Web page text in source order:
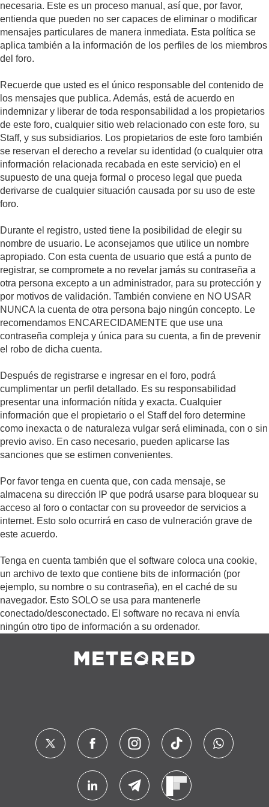
necesaria. Este es un proceso manual, así que, por favor,
entienda que pueden no ser capaces de eliminar o modificar
mensajes particulares de manera inmediata. Esta política se
aplica también a la información de los perfiles de los miembros
del foro.
Recuerde que usted es el único responsable del contenido de
los mensajes que publica. Además, está de acuerdo en
indemnizar y liberar de toda responsabilidad a los propietarios
de este foro, cualquier sitio web relacionado con este foro, su
Staff, y sus subsidiarios. Los propietarios de este foro también
se reservan el derecho a revelar su identidad (o cualquier otra
información relacionada recabada en este servicio) en el
supuesto de una queja formal o proceso legal que pueda
derivarse de cualquier situación causada por su uso de este
foro.
Durante el registro, usted tiene la posibilidad de elegir su
nombre de usuario. Le aconsejamos que utilice un nombre
apropiado. Con esta cuenta de usuario que está a punto de
registrar, se compromete a no revelar jamás su contraseña a
otra persona excepto a un administrador, para su protección y
por motivos de validación. También conviene en NO USAR
NUNCA la cuenta de otra persona bajo ningún concepto. Le
recomendamos ENCARECIDAMENTE que use una
contraseña compleja y única para su cuenta, a fin de prevenir
el robo de dicha cuenta.
Después de registrarse e ingresar en el foro, podrá
cumplimentar un perfil detallado. Es su responsabilidad
presentar una información nítida y exacta. Cualquier
información que el propietario o el Staff del foro determine
como inexacta o de naturaleza vulgar será eliminada, con o sin
previo aviso. En caso necesario, pueden aplicarse las
sanciones que se estimen convenientes.
Por favor tenga en cuenta que, con cada mensaje, se
almacena su dirección IP que podrá usarse para bloquear su
acceso al foro o contactar con su proveedor de servicios a
internet. Esto solo ocurrirá en caso de vulneración grave de
este acuerdo.
Tenga en cuenta también que el software coloca una cookie,
un archivo de texto que contiene bits de información (por
ejemplo, su nombre o su contraseña), en el caché de su
navegador. Esto SOLO se usa para mantenerle
conectado/desconectado. El software no recava ni envía
ningún otro tipo de información a su ordenador.